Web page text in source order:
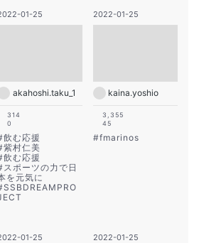
01-25
akahoshi.taku_1
314
0
飲む応援
紫村仁美
飲む応援
スポーツの力で日
を元気に
SSBDREAMPRO
2022-01-25
kaina.yoshio
3,355
45
#fmarinos
01-25 2022-01-25